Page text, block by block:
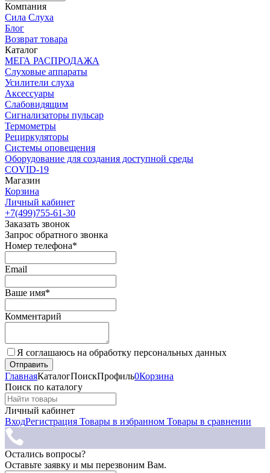
Компания
Сила Слуха
Блог
Возврат товара
Каталог
МЕГА РАСПРОДАЖА
Слуховые аппараты
Усилители слуха
Аксессуары
Слабовидящим
Сигнализаторы пульсар
Термометры
Рециркуляторы
Cистемы оповещения
Оборудование для создания доступной среды
COVID-19
Магазин
Корзина
Личный кабинет
+7(499)755-61-30
Заказать звонок
Запрос обратного звонка
Номер телефона*
Email
Ваше имя*
Комментарий
Я соглашаюсь на обработку персональных данных
ГлавнаяКаталогПоискПрофиль0Корзина
Поиск по каталогу
Личный кабинет
ВходРегистрация Товары в избранном Товары в сравнении
Остались вопросы?
Оставьте заявку и мы перезвоним Вам.